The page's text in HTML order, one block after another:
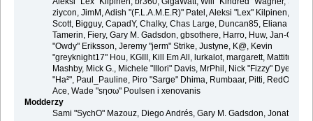
ziycon, JimM, Adish "(F.L.A.M.E.R)" Patel, Aleksi "Lex" Kilpinen, Ben
Scott, Bigguy, CapadY, Chalky, Chas Large, Duncan85, Eliana
Tamerin, Fiery, Gary M. Gadsdon, gbsothere, Harro, Huw, Jan-Olof
"Owdy" Eriksson, Jeremy "jerm" Strike, Justyne, K@, Kevin
"greyknight17" Hou, KGIII, Kill Em All, lurkalot, margarett, Mattitude,
Mashby, Mick G., Michele "Illori" Davis, MrPhil, Nick "Fizzy" Dyer, Nick
"Ha²", Paul_Pauline, Piro "Sarge" Dhima, Rumbaar, Pitti, RedOne, S-
Ace, Wade "sησω" Poulsen i xenovanis
Modderzy
Sami "SychO" Mazouz, Diego Andrés, Gary M. Gadsdon, Jonathan